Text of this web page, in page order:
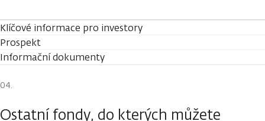
Klíčové informace pro investory
Prospekt
Informační dokumenty
Ostatní fondy, do kterých můžete